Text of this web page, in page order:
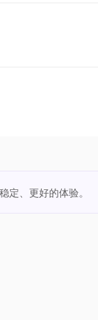
定、更好的体验。